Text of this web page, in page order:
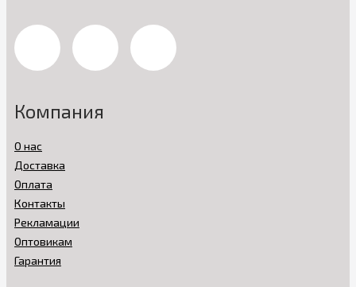
Компания
О нас
Доставка
Оплата
Контакты
Рекламации
Оптовикам
Гарантия